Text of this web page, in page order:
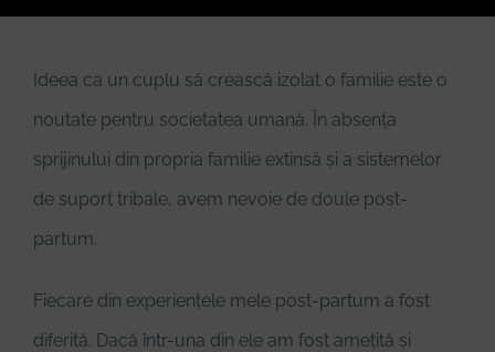
Ideea ca un cuplu să crească izolat o familie este o
noutate pentru societatea umană. În absența
sprijinului din propria familie extinsă și a sistemelor
de suport tribale, avem nevoie de doule post-
partum.
Fiecare din experiențele mele post-partum a fost
diferită. Dacă într-una din ele am fost amețită și